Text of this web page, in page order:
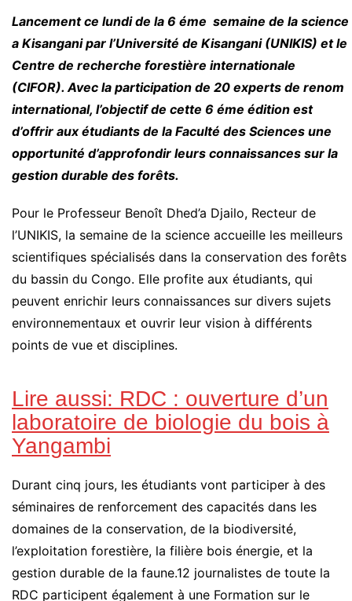
Lancement ce lundi de la 6 éme semaine de la science
a Kisangani par l’Université de Kisangani (UNIKIS) et le
Centre de recherche forestière internationale
(CIFOR). Avec la participation de 20 experts de renom
international, l’objectif de cette 6 éme édition est
d’offrir aux étudiants de la Faculté des Sciences une
opportunité d’approfondir leurs connaissances sur la
gestion durable des forêts.
Pour le Professeur Benoît Dhed’a Djailo, Recteur de
l’UNIKIS, la semaine de la science accueille les meilleurs
scientifiques spécialisés dans la conservation des forêts
du bassin du Congo. Elle profite aux étudiants, qui
peuvent enrichir leurs connaissances sur divers sujets
environnementaux et ouvrir leur vision à différents
points de vue et disciplines.
Lire aussi: RDC : ouverture d’un
laboratoire de biologie du bois à
Yangambi
Durant cinq jours, les étudiants vont participer à des
séminaires de renforcement des capacités dans les
domaines de la conservation, de la biodiversité,
l’exploitation forestière, la filière bois énergie, et la
gestion durable de la faune.12 journalistes de toute la
RDC participent également à une Formation sur le